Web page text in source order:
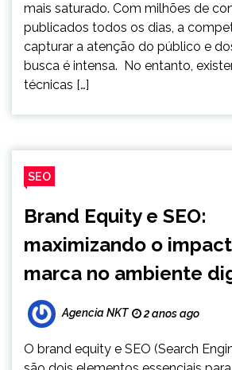
mais saturado. Com milhões de
publicados todos os dias, a
capturar a atenção do público e
busca é intensa. No entanto,
técnicas […]
SEO
Brand Equity e SEO:
maximizando o
marca no ambiente
Agencia NKT 2 anos ago
O brand equity e SEO (Search